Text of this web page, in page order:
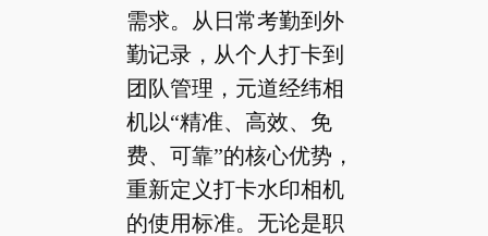
需求。从日常考勤到外
勤记录，从个人打卡到
团队管理，元道经纬相
机以“精准、高效、免
费、可靠”的核心优势，
重新定义打卡水印相机
的使用标准。无论是职